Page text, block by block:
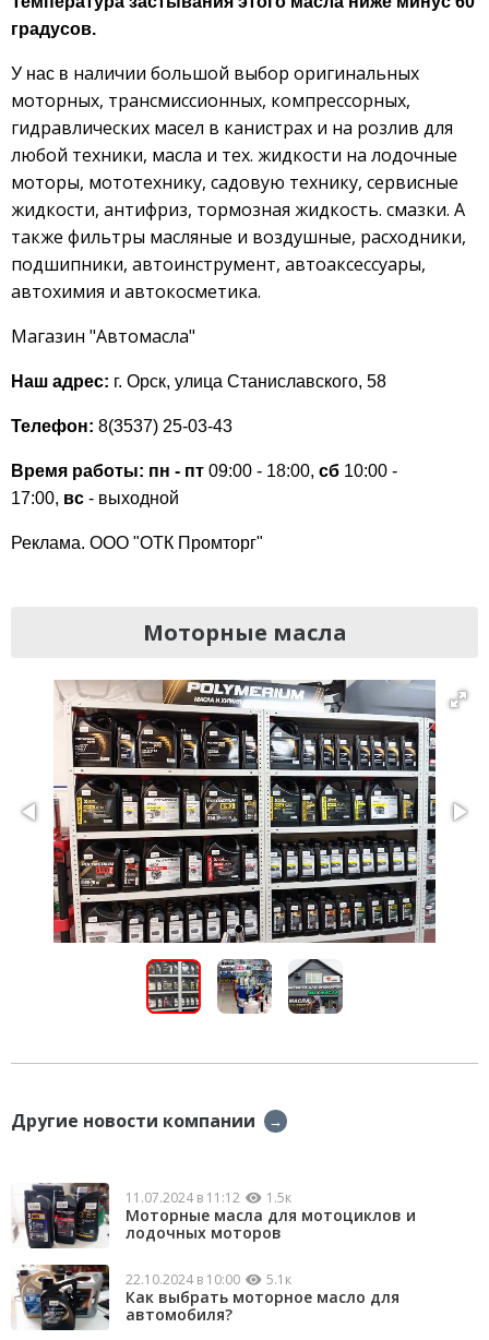
градусов.
У нас в наличии большой выбор оригинальных
моторных, трансмиссионных, компрессорных,
гидравлических масел в канистрах и на розлив для
любой техники, масла и тех. жидкости на лодочные
моторы, мототехнику, садовую технику, сервисные
жидкости, антифриз, тормозная жидкость. смазки. А
также фильтры масляные и воздушные, расходники,
подшипники, автоинструмент, автоаксессуары,
автохимия и автокосметика.
Магазин "Автомасла"
Наш адрес: г. Орск, улица Станиславского, 58
Телефон: 8(3537) 25-03-43
Время работы: пн - пт 09:00 - 18:00, сб 10:00 -
17:00, вс - выходной
Реклама. ООО "ОТК Промторг"
Моторные масла
Другие новости компании →
11.07.2024 в 11:12 1.5к
Моторные масла для мотоциклов и
лодочных моторов
22.10.2024 в 10:00 5.1к
Как выбрать моторное масло для
автомобиля?